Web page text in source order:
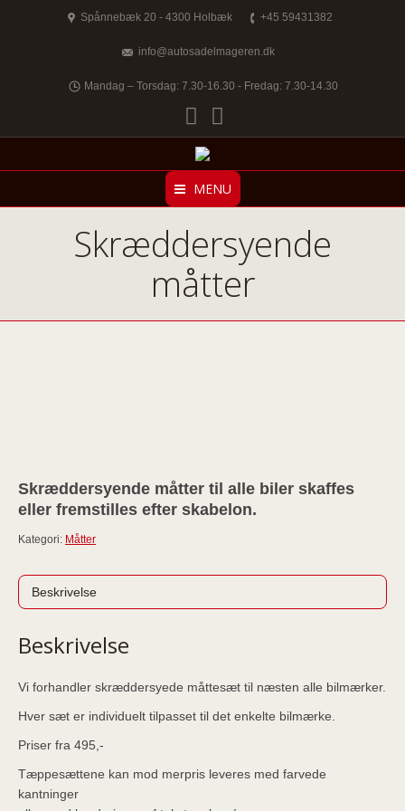
Spånnebæk 20 - 4300 Holbæk +45 59431382
info@autosadelmageren.dk
Mandag – Torsdag: 7.30-16.30 - Fredag: 7.30-14.30
Facebook
MENU
Skræddersyende
måtter
Skræddersyende måtter til alle biler skaffes
eller fremstilles efter skabelon.
Kategori: Måtter
Beskrivelse
Beskrivelse
Vi forhandler skræddersyede måttesæt til næsten alle bilmærker.
Hver sæt er individuelt tilpasset til det enkelte bilmærke.
Priser fra 495,-
Tæppesættene kan mod merpris leveres med farvede
kantninger